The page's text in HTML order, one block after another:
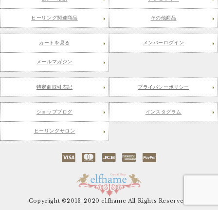
ヒーリング関連商品 その他商品
カートを見る メンバーログイン
メールマガジン
特定商取引表記 プライバシーポリシー
ショップブログ インスタグラム
ヒーリングサロン
Copyright ©2013-2020 elfhame All Rights Reserved.